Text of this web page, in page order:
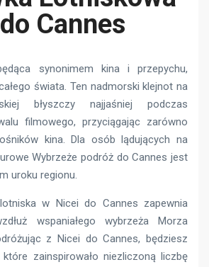
Cannes
synonimem kina i przepychu,
świata. Ten nadmorski klejnot na
błyszczy najjaśniej podczas
filmowego, przyciągając zarówno
kina. Dla osób lądujących na
Wybrzeże podróż do Cannes jest
uroku regionu.
w Nicei do Cannes zapewnia
wspaniałego wybrzeża Morza
z Nicei do Cannes, będziesz
które zainspirowało niezliczoną liczbę